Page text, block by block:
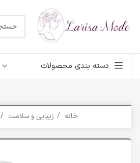
دسته بندی محصولات
خانه زیبایی و سلامت